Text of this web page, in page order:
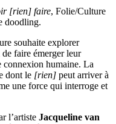
[rien] faire, Folie/Culture
doodling.
souhaite explorer
faire émerger leur
connexion humaine. La
dont le [rien] peut arriver à
une force qui interroge et
l’artiste Jacqueline van